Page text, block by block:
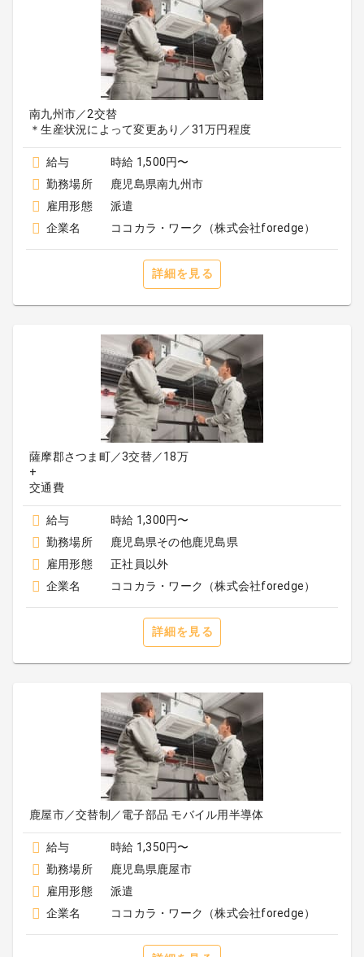
南九州市／2交替
＊生産状況によって変更あり／31万円程度
給与
時給 1,500円〜
勤務場所
鹿児島県南九州市
雇用形態
派遣
企業名
ココカラ・ワーク（株式会社foredge）
詳細を見る
薩摩郡さつま町／3交替／18万
+
交通費
給与
時給 1,300円〜
勤務場所
鹿児島県その他鹿児島県
雇用形態
正社員以外
企業名
ココカラ・ワーク（株式会社foredge）
詳細を見る
鹿屋市／交替制／電子部品 モバイル用半導体
給与
時給 1,350円〜
勤務場所
鹿児島県鹿屋市
雇用形態
派遣
企業名
ココカラ・ワーク（株式会社foredge）